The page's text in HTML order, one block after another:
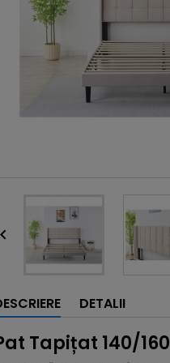

DETALII
Tapițat 140/